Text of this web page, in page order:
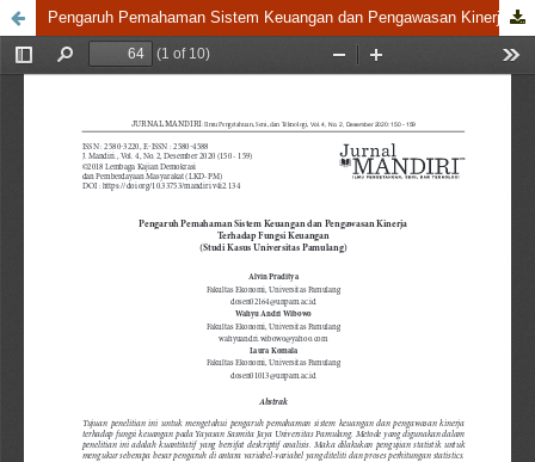
Pengaruh Pemahaman Sistem Keuangan dan Pengawasan Kinerja terhadap Fungsi Keuangan